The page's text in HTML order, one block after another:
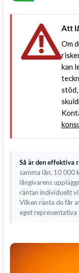
Att
Om
kan
Så är den effektiva
samma lån, 10 000
långivarens
räntan individuellt
Vilken ränta du får
eget